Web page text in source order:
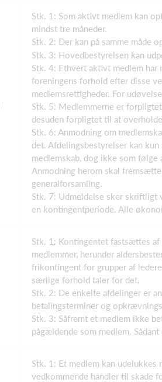
Stk. 1: Som aktivt medlem kan
mindst tre måneder.
Stk. 2: Der kan på samme måde
Stk. 3: Hovedbestyrelsen kan
Stk. 4: Ethvert aktivt medlem
foreningens forhold efter disse
medlemsrettigheder. For
Stk. 5: Medlemmerne er
desuden forpligtet til at
Stk. 6: Anmodning om
det. Afdelingsbestyrelser kan
medlemskab, dog ikke som
Anmodning herom skal
generalforsamling.
Stk. 7: Udmeldelse sker skriftligt
en kontingentperiode. Alle
Stk. 1: Kontingentet fastsættes
medlemmer, herunder
frikontingent for grupper af
særlige forhold taler for det.
Stk. 2: De enkelte afdelinger er
betalingsterminer og
Stk. 3: Såfremt et medlem ikke
pågældende som medlem.
Stk. 1: Et medlem kan
vedkommende handler til skade